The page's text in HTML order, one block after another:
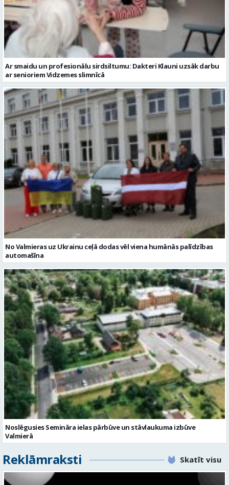
Ar smaidu un profesionālu sirdsiltumu: Dakteri Klauni uzsāk darbu
ar senioriem Vidzemes slimnīcā
No Valmieras uz Ukrainu ceļā dodas vēl viena humānās palīdzības
automašīna
Noslēgusies Semināra ielas pārbūve un stāvlaukuma izbūve
Valmierā
Reklāmraksti Skatīt visu